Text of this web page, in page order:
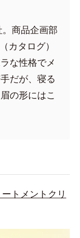
商品企画部
カタログ）
な性格でメ
だが、寝る
の形にはこ
トメントクリ